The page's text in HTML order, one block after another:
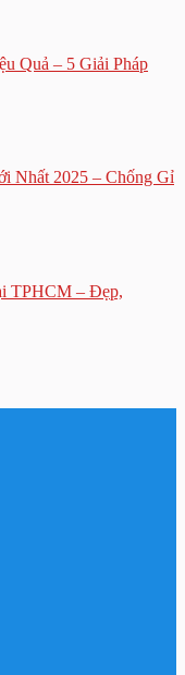
Quả – 5 Giải Pháp
Nhất 2025 – Chống Gỉ
TPHCM – Đẹp,